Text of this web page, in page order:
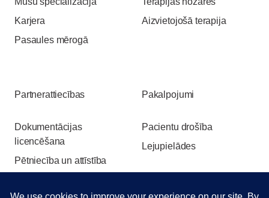
Karjera
Pasaules mērogā
Aizvietojošā terapija
Partnerattiecības
Dokumentācijas
licencēšana
Pētniecība un attīstība
Pakalpojumi
Pacientu drošība
Lejupielādes